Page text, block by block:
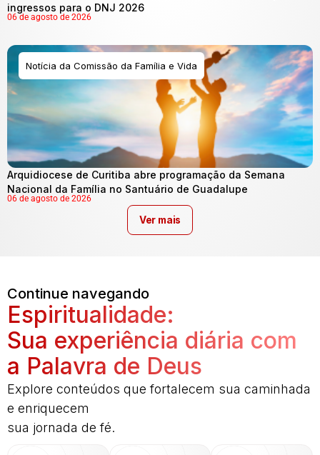
ingressos para o DNJ 2026
06 de agosto de 2026
Notícia da Comissão da Família e Vida
Arquidiocese de Curitiba abre programação da Semana
Nacional da Família no Santuário de Guadalupe
06 de agosto de 2026
Ver mais
Continue navegando
Espiritualidade:
Sua experiência diária com
a Palavra de Deus
Explore conteúdos que fortalecem sua caminhada
e enriquecem
sua jornada de fé.